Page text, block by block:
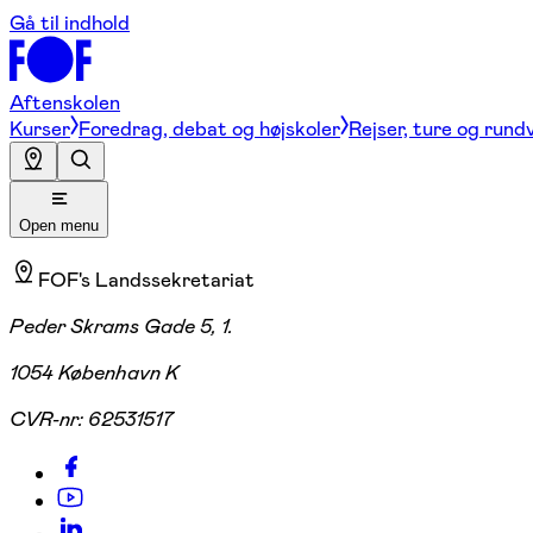
Gå til indhold
Aftenskolen
Kurser Foredrag, debat og højskoler Rejser, ture og
Open menu
FOF's Landssekretariat
Peder Skrams Gade 5, 1.
1054 København K
CVR-nr: 62531517